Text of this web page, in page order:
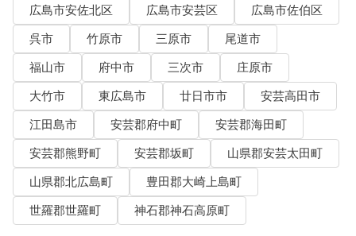
広島市安佐北区
広島市安芸区
広島市佐伯区
呉市
竹原市 三原市
尾道市
福山市
府中市 三次市
庄原市
大竹市
東広島市 廿日市市
安芸高田市
江田島市
安芸郡府中町
安芸郡海田町
安芸郡熊野町
安芸郡坂町
山県郡安芸太田町
山県郡北広島町
豊田郡大崎上島町
世羅郡世羅町
神石郡神石高原町